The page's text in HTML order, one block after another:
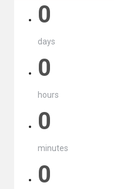
0
days
0
hours
0
minutes
0